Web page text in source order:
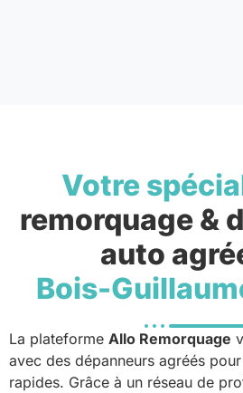
Votre
remorquage &
auto
Bois-
La plateforme Allo Remorquage
avec des dépanneurs agréés
rapides. Grâce à un réseau de